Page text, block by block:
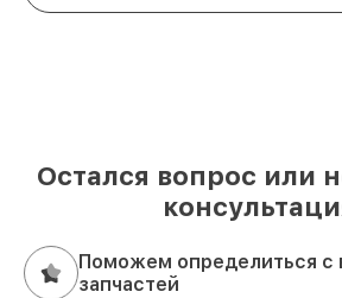
Остался вопрос или
Поможем определиться с
запчастей